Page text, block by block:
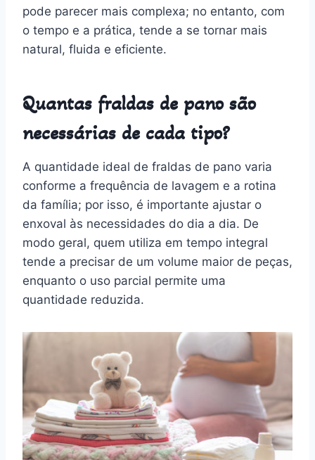
pode parecer mais complexa; no entanto, com
o tempo e a prática, tende a se tornar mais
natural, fluida e eficiente.
Quantas fraldas de pano são
necessárias de cada tipo?
A quantidade ideal de fraldas de pano varia
conforme a frequência de lavagem e a rotina
da família; por isso, é importante ajustar o
enxoval às necessidades do dia a dia. De
modo geral, quem utiliza em tempo integral
tende a precisar de um volume maior de peças,
enquanto o uso parcial permite uma
quantidade reduzida.